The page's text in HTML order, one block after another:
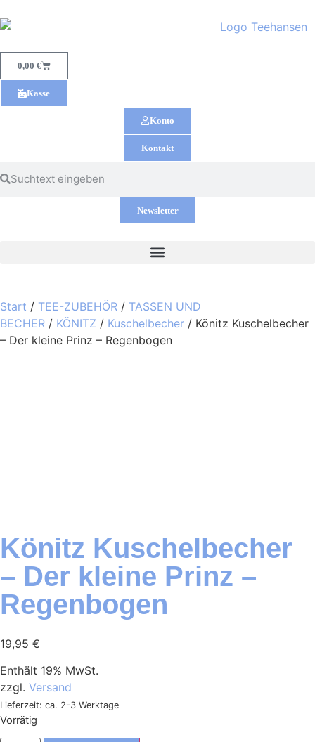
0,00 €
Kasse
Konto
Kontakt
Newsletter
Start / TEE-ZUBEHÖR / TASSEN UND
BECHER / KÖNITZ / Kuschelbecher / Könitz Kuschelbecher
– Der kleine Prinz – Regenbogen
Könitz Kuschelbecher
– Der kleine Prinz –
Regenbogen
19,95 €
Enthält 19% MwSt.
zzgl. Versand
Lieferzeit: ca. 2-3 Werktage
Vorrätig